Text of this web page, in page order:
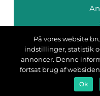
På vores website
indstillinger, statistik
annoncer. Denne
fortsat brug af
Ok